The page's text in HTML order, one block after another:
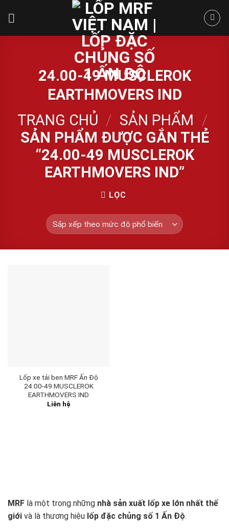
24.00-49 MUSCLEROK
EARTHMOVERS IND
TRANG CHỦ / SẢN PHẨM /
SẢN PHẨM ĐƯỢC GẮN THẺ
“24.00-49 MUSCLEROK
EARTHMOVERS IND”
LỌC
Lốp xe tải ben MRF Ấn Độ
24.00-49 MUSCLEROK
EARTHMOVERS IND
Liên hệ
MRF là một trong những nhà sản xuất lốp xe lớn nhất thế
giới và là thương hiệu lốp đặc chủng số 1 Ấn Độ.